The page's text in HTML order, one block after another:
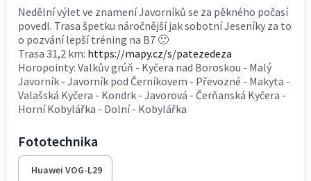
Nedělní výlet ve znamení Javorníků se za pěkného počasí
povedl. Trasa špetku náročnější jak sobotní Jeseníky za to
o pozvání lepší tréning na B7 🙂
Trasa 31,2 km: https://mapy.cz/s/patezedeza
Horopointy: Valkův grúň - Kyčera nad Boroskou - Malý
Javorník - Javorník pod Černíkovem - Převozné - Makyta -
Valašská Kyčera - Kondrk - Javorová - Čerňanská Kyčera -
Horní Kobylářka - Dolní - Kobylářka
Fototechnika
Huawei VOG-L29